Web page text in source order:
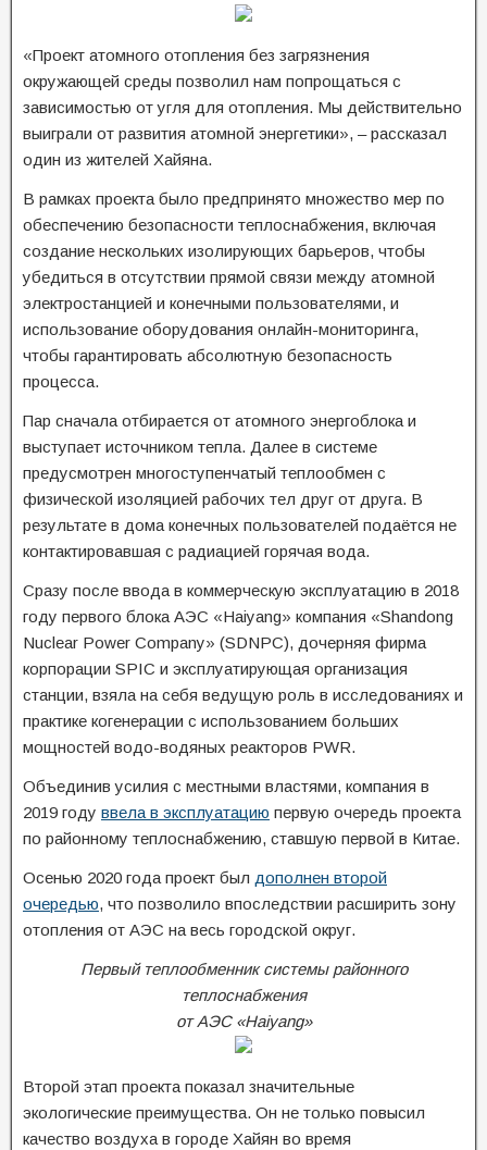
«Проект атомного отопления без загрязнения
окружающей среды позволил нам попрощаться с
зависимостью от угля для отопления. Мы действительно
выиграли от развития атомной энергетики», – рассказал
один из жителей Хайяна.
В рамках проекта было предпринято множество мер по
обеспечению безопасности теплоснабжения, включая
создание нескольких изолирующих барьеров, чтобы
убедиться в отсутствии прямой связи между атомной
электростанцией и конечными пользователями, и
использование оборудования онлайн-мониторинга,
чтобы гарантировать абсолютную безопасность
процесса.
Пар сначала отбирается от атомного энергоблока и
выступает источником тепла. Далее в системе
предусмотрен многоступенчатый теплообмен с
физической изоляцией рабочих тел друг от друга. В
результате в дома конечных пользователей подаётся не
контактировавшая с радиацией горячая вода.
Сразу после ввода в коммерческую эксплуатацию в 2018
году первого блока АЭС «Haiyang» компания «Shandong
Nuclear Power Company» (SDNPC), дочерняя фирма
корпорации SPIC и эксплуатирующая организация
станции, взяла на себя ведущую роль в исследованиях и
практике когенерации с использованием больших
мощностей водо-водяных реакторов PWR.
Объединив усилия с местными властями, компания в
2019 году ввела в эксплуатацию первую очередь проекта
по районному теплоснабжению, ставшую первой в Китае.
Осенью 2020 года проект был дополнен второй
очередью, что позволило впоследствии расширить зону
отопления от АЭС на весь городской округ.
Первый теплообменник системы районного
теплоснабжения
от АЭС «Haiyang»
Второй этап проекта показал значительные
экологические преимущества. Он не только повысил
качество воздуха в городе Хайян во время